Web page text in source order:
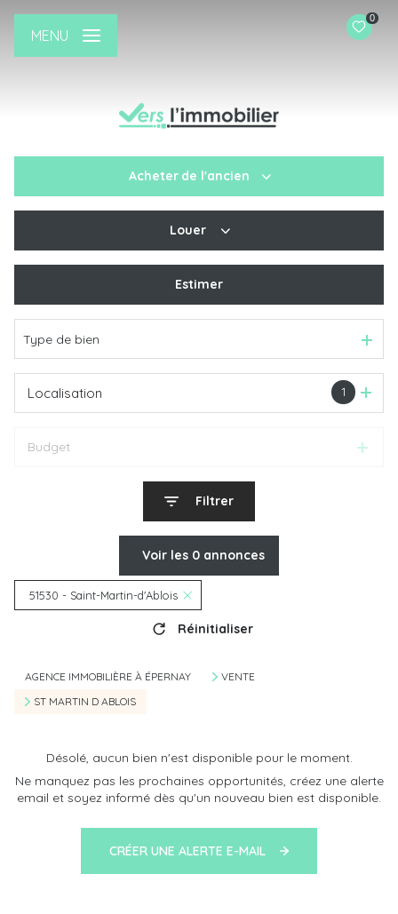
0
MENU
Acheter de l'ancien
Louer
Estimer
Type de bien
1
Localisation
Budget
Filtrer
Voir les 0 annonces
51530 - Saint-Martin-d'Ablois
Réinitialiser
AGENCE IMMOBILIÈRE À ÉPERNAY
VENTE
ST MARTIN D ABLOIS
Désolé, aucun bien n'est disponible pour le moment.
Ne manquez pas les prochaines opportunités, créez une alerte
email et soyez informé dès qu'un nouveau bien est disponible.
CRÉER UNE ALERTE E-MAIL